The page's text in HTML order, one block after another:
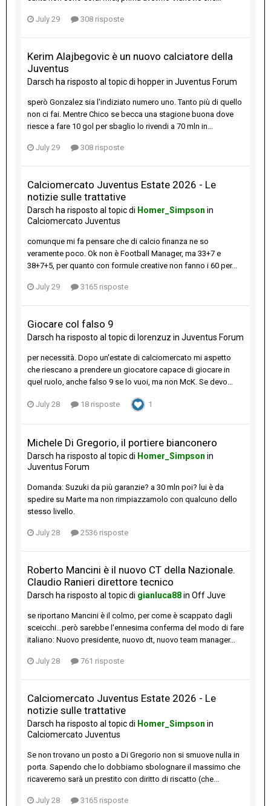
July 29 308 risposte
Kerim Alajbegovic è un nuovo calciatore della
Juventus
Darsch ha risposto al topic di hopperin Juventus Forum
sperò Gonzalez sia l'indiziato numero uno. Tanto più di quello
non ci fai. Mentre Chico se becca una stagione buona dove
riesce a fare 10 gol per sbaglio lo rivendi a 70 mln in...
July 29 308 risposte
Calciomercato Juventus Estate 2026 - Le
notizie sulle trattative
Darsch ha risposto al topic di Homer_Simpson in
Calciomercato Juventus
comunque mi fa pensare che di calcio finanza ne so
veramente poco. Ok non è Football Manager, ma 33+7 e
38+7+5, per quanto con formule creative non fanno i 60 per...
July 29 3165 risposte
Giocare col falso 9
Darsch ha risposto al topic di lorenzuz in Juventus Forum
per necessità. Dopo un'estate di calciomercato mi aspetto
che riescano a prendere un giocatore capace di giocare in
quel ruolo, anche falso 9 se lo vuoi, ma non McK. Se devo...
July 28 18 risposte 1
Michele Di Gregorio, il portiere bianconero
Darsch ha risposto al topic di Homer_Simpson in
Juventus Forum
Domanda: Suzuki da più garanzie? a 30 mln poi? lui è da
spedire su Marte ma non rimpiazzamolo con qualcuno dello
stesso livello.
July 28 2536 risposte
Roberto Mancini è il nuovo CT della Nazionale.
Claudio Ranieri direttore tecnico
Darsch ha risposto al topic di gianluca88in Off Juve
se riportano Mancini è il colmo, per come è scappato dagli
sceicchi...però sarebbe l'ennesima conferma del modo di fare
italiano: Nuovo presidente, nuovo dt, nuovo team manager...
July 28 761 risposte
Calciomercato Juventus Estate 2026 - Le
notizie sulle trattative
Darsch ha risposto al topic di Homer_Simpson in
Calciomercato Juventus
Se non trovano un posto a Di Gregorio non si smuove nulla in
porta. Sapendo che lo dobbiamo sbolognare il massimo che
ricaveremo sarà un prestito con diritto di riscatto (che...
July 28 3165 risposte